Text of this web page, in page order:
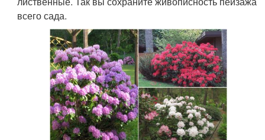
всего сада.